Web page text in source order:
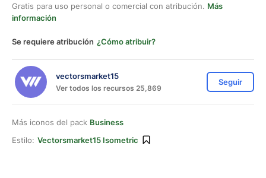
Gratis para uso personal o comercial con atribución. Más
información
Se requiere atribución ¿Cómo atribuir?
vectorsmarket15
Ver todos los recursos 25,869
Seguir
Más iconos del pack Business
Estilo: Vectorsmarket15 Isometric